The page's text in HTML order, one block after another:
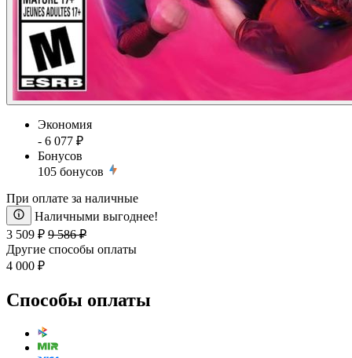
Экономия
- 6 077 ₽
Бонусов
105 бонусов
При оплате за наличные
Наличными выгоднее!
3 509 ₽ 9 586 ₽
Другие способы оплаты
4 000 ₽
Способы оплаты